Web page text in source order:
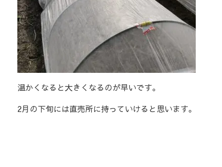
温かくなると大きくなるのが早いです。
2月の下旬には直売所に持っていけると思います。